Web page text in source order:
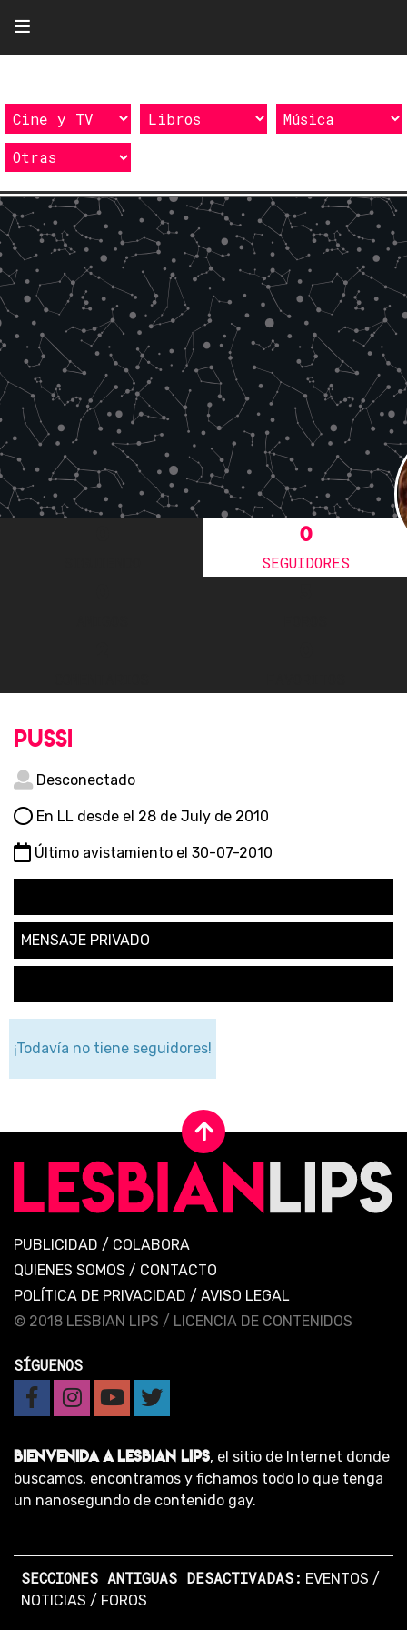
0
SEGUIDORES
pussi
Desconectado
En LL desde el 28 de July de 2010
Último avistamiento el 30-07-2010
MENSAJE PRIVADO
¡Todavía no tiene seguidores!
PUBLICIDAD / COLABORA
QUIENES SOMOS / CONTACTO
POLÍTICA DE PRIVACIDAD / AVISO LEGAL
© 2018 LESBIAN LIPS / LICENCIA DE CONTENIDOS
SÍGUENOS
BIENVENIDA A LESBIAN LIPS, el sitio de Internet donde
buscamos, encontramos y fichamos todo lo que tenga
un nanosegundo de contenido gay.
SECCIONES ANTIGUAS DESACTIVADAS: EVENTOS /
NOTICIAS / FOROS